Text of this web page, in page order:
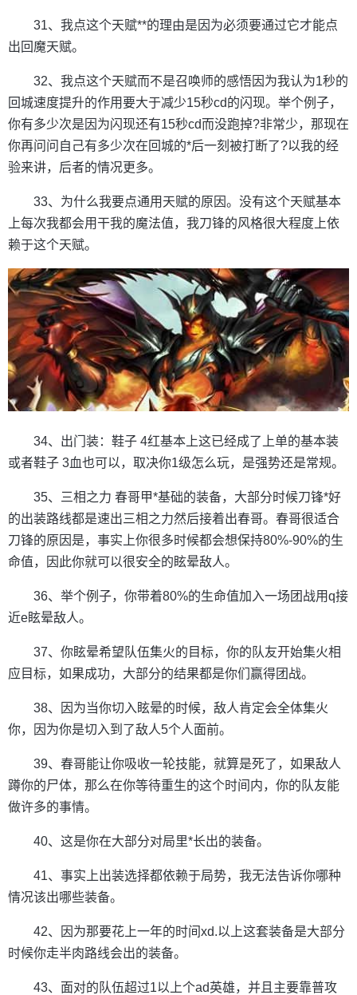
31、我点这个天赋**的理由是因为必须要通过它才能点
出回魔天赋。
32、我点这个天赋而不是召唤师的感悟因为我认为1秒的
回城速度提升的作用要大于减少15秒cd的闪现。举个例子，
你有多少次是因为闪现还有15秒cd而没跑掉?非常少，那现在
你再问问自己有多少次在回城的*后一刻被打断了?以我的经
验来讲，后者的情况更多。
33、为什么我要点通用天赋的原因。没有这个天赋基本
上每次我都会用干我的魔法值，我刀锋的风格很大程度上依
赖于这个天赋。
34、出门装：鞋子 4红基本上这已经成了上单的基本装
或者鞋子 3血也可以，取决你1级怎么玩，是强势还是常规。
35、三相之力 春哥甲*基础的装备，大部分时候刀锋*好
的出装路线都是速出三相之力然后接着出春哥。春哥很适合
刀锋的原因是，事实上你很多时候都会想保持80%-90%的生
命值，因此你就可以很安全的眩晕敌人。
36、举个例子，你带着80%的生命值加入一场团战用q接
近e眩晕敌人。
37、你眩晕希望队伍集火的目标，你的队友开始集火相
应目标，如果成功，大部分的结果都是你们赢得团战。
38、因为当你切入眩晕的时候，敌人肯定会全体集火
你，因为你是切入到了敌人5个人面前。
39、春哥能让你吸收一轮技能，就算是死了，如果敌人
蹲你的尸体，那么在你等待重生的这个时间内，你的队友能
做许多的事情。
40、这是你在大部分对局里*长出的装备。
41、事实上出装选择都依赖于局势，我无法告诉你哪种
情况该出哪些装备。
42、因为那要花上一年的时间xd.以上这套装备是大部分
时候你走半肉路线会出的装备。
43、面对的队伍超过1以上个ad英雄，并且主要靠普攻